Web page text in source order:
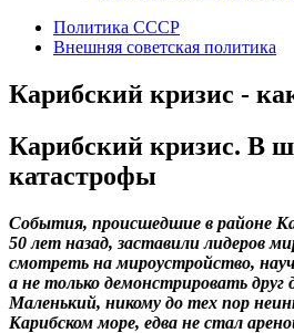
Политика СССР
Внешняя советская политика
Карибский кризис -
Карибский кризис. В
катастрофы
События, происшедшие в районе
50 лет назад, заставили лидеров
смотреть на мироустройство,
а не только демонстрировать друг
Маленький, никому до тех пор
Карибском море, едва не стал